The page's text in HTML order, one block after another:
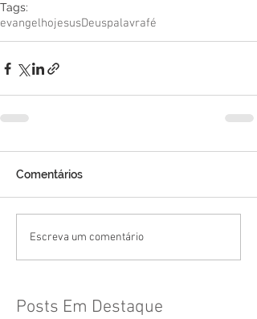
Tags:
evangelhojesusDeuspalavrafé
Comentários
Escreva um comentário
Posts Em Destaque